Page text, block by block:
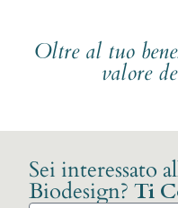
Oltre al tuo
valore
Sei interessato
Biodesign? Ti